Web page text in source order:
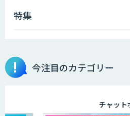
特集
今注目のカテゴリー
チャットボット